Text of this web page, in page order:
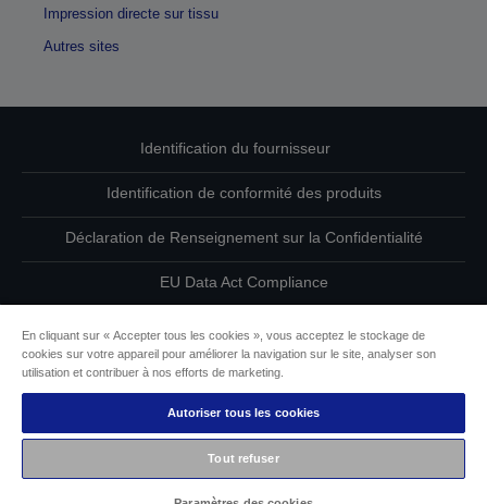
Impression directe sur tissu
Autres sites
Identification du fournisseur
Identification de conformité des produits
Déclaration de Renseignement sur la Confidentialité
EU Data Act Compliance
Informations sur les cookies
L’engagement d’Epson pour l’accessibilité
Copyright © 2026 Seiko Epson
En cliquant sur « Accepter tous les cookies », vous acceptez le stockage de
cookies sur votre appareil pour améliorer la navigation sur le site, analyser son
utilisation et contribuer à nos efforts de marketing.
Autoriser tous les cookies
Tout refuser